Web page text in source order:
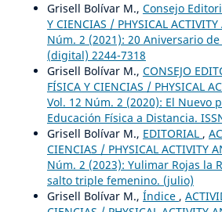
Grisell Bolívar M., Consejo
Y CIENCIAS / PHYSICAL
Núm. 2 (2021): 20 Aniversario de
(digital) 2244-7318
Grisell Bolívar M., CONSEJO
FÍSICA Y CIENCIAS / PHYSICAL
Vol. 12 Núm. 2 (2020): El Nuevo
Educación Física a Distancia.
Grisell Bolívar M., EDITORIAL ,
CIENCIAS / PHYSICAL ACTIVITY
Núm. 2 (2023): Yulimar Rojas la
salto triple femenino. (julio)
Grisell Bolívar M., Índice ,